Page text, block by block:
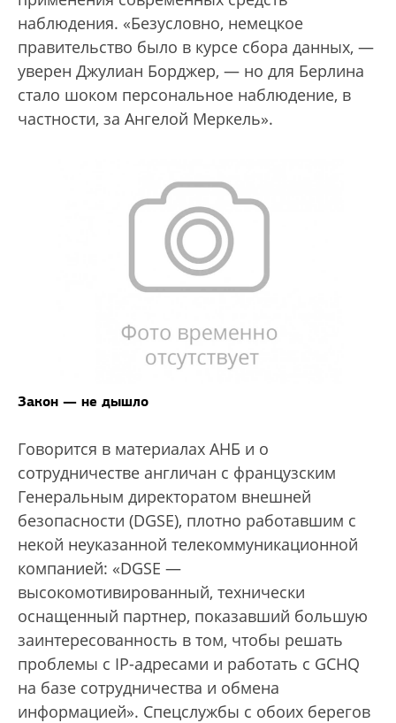
наблюдения. «Безусловно, немецкое
правительство было в курсе сбора данных, —
уверен Джулиан Борджер, — но для Берлина
стало шоком персональное наблюдение, в
частности, за Ангелой Меркель».
Закон — не дышло
Говорится в материалах АНБ и о
сотрудничестве англичан с французским
Генеральным директоратом внешней
безопасности (DGSE), плотно работавшим с
некой неуказанной телекоммуникационной
компанией: «DGSE —
высокомотивированный, технически
оснащенный партнер, показавший большую
заинтересованность в том, чтобы решать
проблемы с IP-адресами и работать с GCHQ
на базе сотрудничества и обмена
информацией». Спецслужбы с обоих берегов